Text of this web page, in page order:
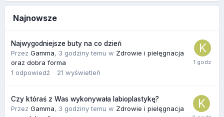
Najnowsze
Najwygodniejsze buty na co dzień
Przez Gamma, 3 godziny temu w Zdrowie i pielęgnacja
oraz dobra forma
1 odpowiedź 21 wyświetleń
Czy któraś z Was wykonywała labioplastykę?
Przez Gamma, 3 godziny temu w Zdrowie i pielęgnacja